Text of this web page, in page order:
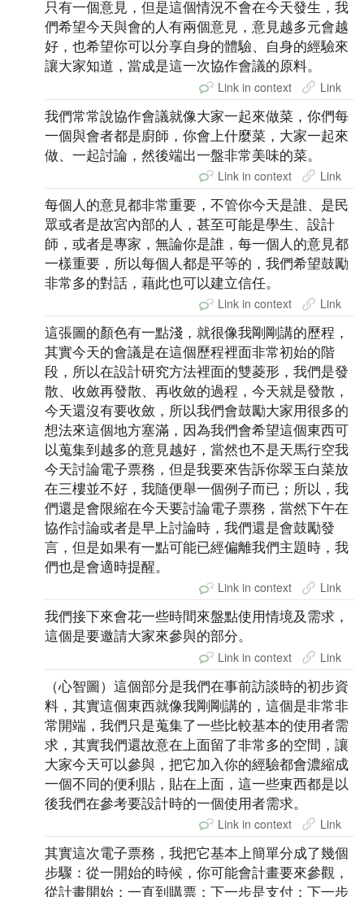
只有一個意見，但是這個情況不會在今天發生，我
們希望今天與會的人有兩個意見，意見越多元會越
好，也希望你可以分享自身的體驗、自身的經驗來
讓大家知道，當成是這一次協作會議的原料。
Link in context Link
我們常常說協作會議就像大家一起來做菜，你們每
一個與會者都是廚師，你會上什麼菜，大家一起來
做、一起討論，然後端出一盤非常美味的菜。
Link in context Link
每個人的意見都非常重要，不管你今天是誰、是民
眾或者是故宮內部的人，甚至可能是學生、設計
師，或者是專家，無論你是誰，每一個人的意見都
一樣重要，所以每個人都是平等的，我們希望鼓勵
非常多的對話，藉此也可以建立信任。
Link in context Link
這張圖的顏色有一點淺，就很像我剛剛講的歷程，
其實今天的會議是在這個歷程裡面非常初始的階
段，所以在設計研究方法裡面的雙菱形，我們是發
散、收斂再發散、再收斂的過程，今天就是發散，
今天還沒有要收斂，所以我們會鼓勵大家用很多的
想法來這個地方塞滿，因為我們會希望這個東西可
以蒐集到越多的意見越好，當然也不是天馬行空我
今天討論電子票務，但是我要來告訴你翠玉白菜放
在三樓並不好，我隨便舉一個例子而已；所以，我
們還是會限縮在今天要討論電子票務，當然下午在
協作討論或者是早上討論時，我們還是會鼓勵發
言，但是如果有一點可能已經偏離我們主題時，我
們也是會適時提醒。
Link in context Link
我們接下來會花一些時間來盤點使用情境及需求，
這個是要邀請大家來參與的部分。
Link in context Link
（心智圖）這個部分是我們在事前訪談時的初步資
料，其實這個東西就像我剛剛講的，這個是非常非
常開端，我們只是蒐集了一些比較基本的使用者需
求，其實我們還故意在上面留了非常多的空間，讓
大家今天可以參與，把它加入你的經驗都會濃縮成
一個不同的便利貼，貼在上面，這一些東西都是以
後我們在參考要設計時的一個使用者需求。
Link in context Link
其實這次電子票務，我把它基本上簡單分成了幾個
步驟：從一開始的時候，你可能會計畫要來參觀，
從計畫開始；一直到購票；下一步是支付；下一步